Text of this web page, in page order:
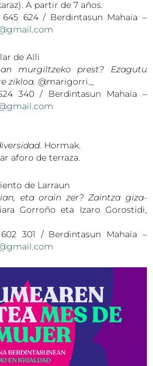
A partir de 7 años.
624 / Berdintasun Mahaia –
de Alli
murgiltzeko prest? Ezagutu
zikloa. @marigorri._
340 / Berdintasun Mahaia –
Hormak.
aforo de terraza.
de Larraun
eta orain zer? Zaintza giza-
Gorroño eta Izaro Gorostidi,
301 / Berdintasun Mahaia –